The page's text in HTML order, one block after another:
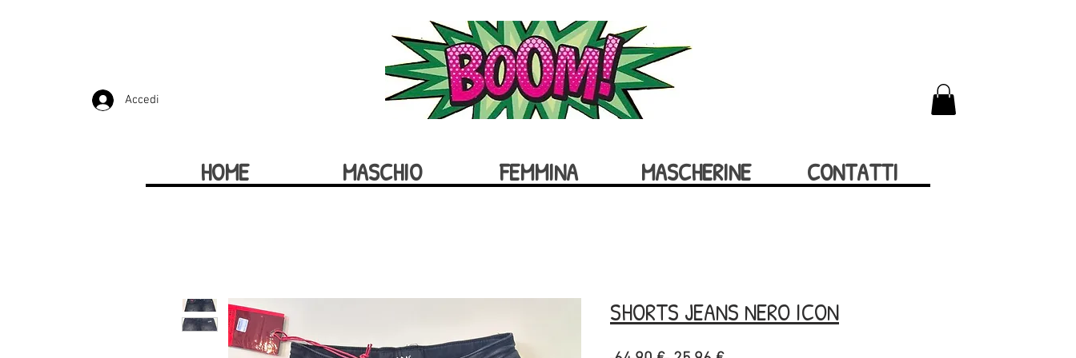
Accedi
HOME MASCHIO FEMMINA MASCHERINE CONTATTI
SHORTS JEANS NERO ICON